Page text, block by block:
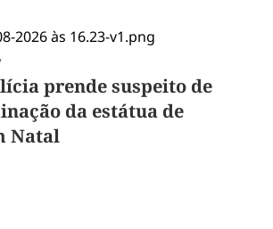
prende suspeito de
da estátua de
Natal